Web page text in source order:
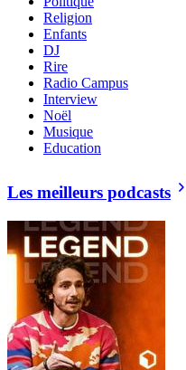
Religion
Enfants
DJ
Rire
Radio Campus
Interview
Noël
Musique
Education
Les meilleurs podcasts